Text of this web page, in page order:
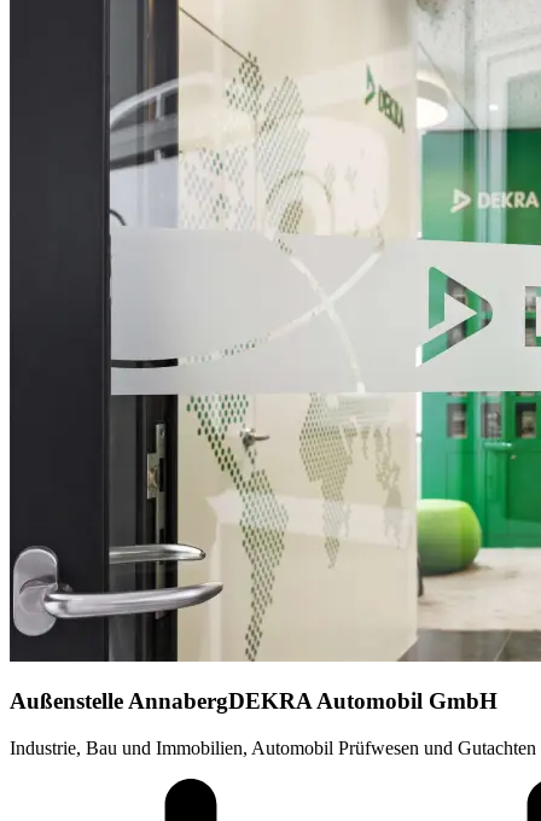
Außenstelle AnnabergDEKRA Automobil GmbH
Industrie, Bau und Immobilien, Automobil Prüfwesen und Gutachten